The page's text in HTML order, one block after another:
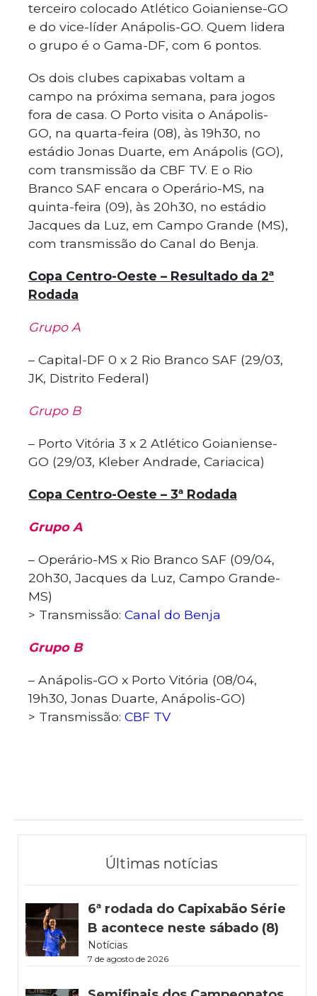
terceiro colocado Atlético Goianiense-GO
e do vice-líder Anápolis-GO. Quem lidera
o grupo é o Gama-DF, com 6 pontos.
Os dois clubes capixabas voltam a
campo na próxima semana, para jogos
fora de casa. O Porto visita o Anápolis-
GO, na quarta-feira (08), às 19h30, no
estádio Jonas Duarte, em Anápolis (GO),
com transmissão da CBF TV. E o Rio
Branco SAF encara o Operário-MS, na
quinta-feira (09), às 20h30, no estádio
Jacques da Luz, em Campo Grande (MS),
com transmissão do Canal do Benja.
Copa Centro-Oeste – Resultado da 2ª
Rodada
Grupo A
– Capital-DF 0 x 2 Rio Branco SAF (29/03,
JK, Distrito Federal)
Grupo B
– Porto Vitória 3 x 2 Atlético Goianiense-
GO (29/03, Kleber Andrade, Cariacica)
Copa Centro-Oeste – 3ª Rodada
Grupo A
– Operário-MS x Rio Branco SAF (09/04,
20h30, Jacques da Luz, Campo Grande-
MS)
> Transmissão: Canal do Benja
Grupo B
– Anápolis-GO x Porto Vitória (08/04,
19h30, Jonas Duarte, Anápolis-GO)
> Transmissão: CBF TV
Últimas notícias
6ª rodada do Capixabão Série
B acontece neste sábado (8)
Notícias
7 de agosto de 2026